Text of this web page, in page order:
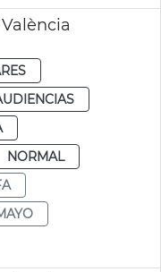
NORMAL